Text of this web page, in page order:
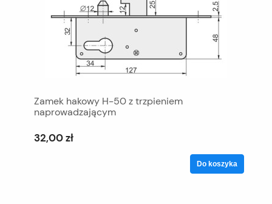
Zamek hakowy H-50 z trzpieniem
naprowadzającym
32,00 zł
Do koszyka